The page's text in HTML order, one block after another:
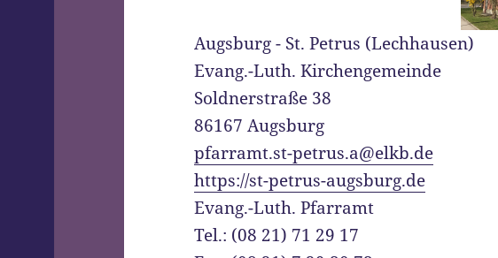
Augsburg - St. Petrus (Lechhausen)
Evang.-Luth. Kirchengemeinde
Soldnerstraße 38
86167 Augsburg
pfarramt.st-petrus.a@elkb.de
https://st-petrus-augsburg.de
Evang.-Luth. Pfarramt
Tel.: (08 21) 71 29 17